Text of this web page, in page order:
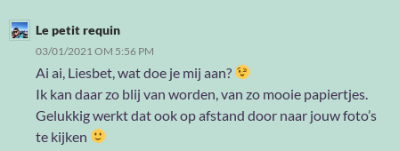
Le petit requin
03/01/2021 OM 5:56 PM
Ai ai, Liesbet, wat doe je mij aan?
Ik kan daar zo blij van worden, van zo mooie papiertjes.
Gelukkig werkt dat ook op afstand door naar jouw foto’s
te kijken